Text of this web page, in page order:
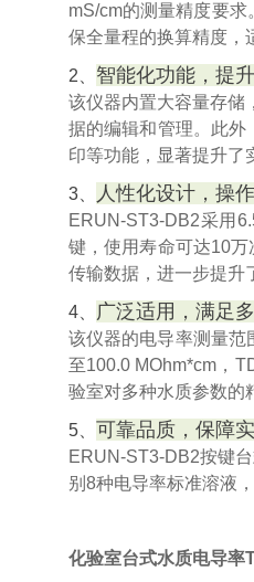
mS/cm的测量精度要
保全量程的换算精度，
2、 智能化功能，提
该仪器内置大容量存储
据的编辑和管理。此外
印等功能，显著提升了
3、 人性化设计，操
ERUN-ST3-DB2采用
键，使用寿命可达10
传输数据，进一步提升
4、 广泛适用，满足
该仪器的电导率测量范
至100.0 MOhm*cm，
验室对多种水质参数的
5、 可靠品质，保障
ERUN-ST3-DB2按键
别8种电导率标准溶液
化验室台式水质电导率